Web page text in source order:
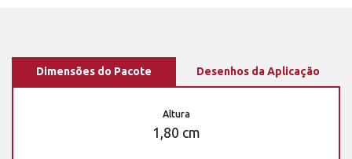
Dimensões do Pacote Desenhos da Aplicação
Altura
1,80 cm